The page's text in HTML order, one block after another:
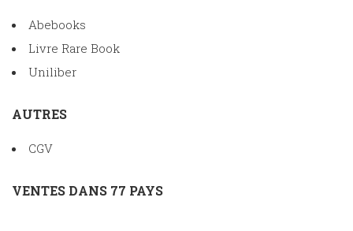
Abebooks
Livre Rare Book
Uniliber
AUTRES
CGV
VENTES DANS 77 PAYS